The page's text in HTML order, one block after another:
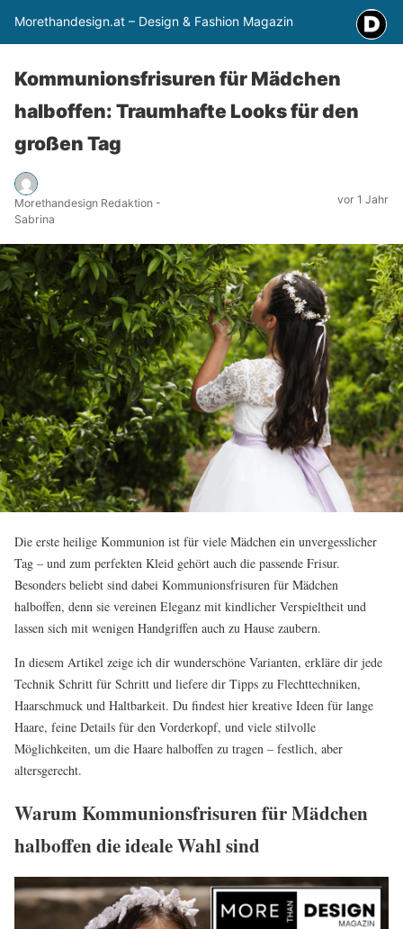
Morethandesign.at – Design & Fashion Magazin
Kommunionsfrisuren für Mädchen
halboffen: Traumhafte Looks für den
großen Tag
Morethandesign Redaktion -
Sabrina
vor 1 Jahr
Die erste heilige Kommunion ist für viele Mädchen ein unvergesslicher
Tag – und zum perfekten Kleid gehört auch die passende Frisur.
Besonders beliebt sind dabei Kommunionsfrisuren für Mädchen
halboffen, denn sie vereinen Eleganz mit kindlicher Verspieltheit und
lassen sich mit wenigen Handgriffen auch zu Hause zaubern.
In diesem Artikel zeige ich dir wunderschöne Varianten, erkläre dir jede
Technik Schritt für Schritt und liefere dir Tipps zu Flechttechniken,
Haarschmuck und Haltbarkeit. Du findest hier kreative Ideen für lange
Haare, feine Details für den Vorderkopf, und viele stilvolle
Möglichkeiten, um die Haare halboffen zu tragen – festlich, aber
altersgerecht.
Warum Kommunionsfrisuren für Mädchen
halboffen die ideale Wahl sind